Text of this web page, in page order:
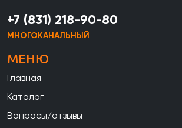
+7 (831) 218-90-80
МНОГОКАНАЛЬНЫЙ
МЕНЮ
Главная
Каталог
Вопросы/отзывы